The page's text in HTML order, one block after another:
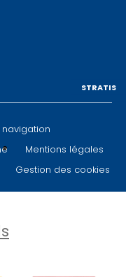
Mentions légales
Gestion des cookies
STRATIS